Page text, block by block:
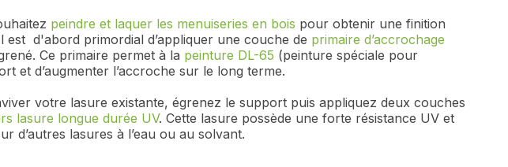
peindre et laquer les menuiseries en bois pour obtenir une finition
d'abord primordial d’appliquer une couche de primaire d’accrochage
Ce primaire permet à la peinture DL-65 (peinture spéciale pour
et d’augmenter l’accroche sur le long terme.
votre lasure existante, égrenez le support puis appliquez deux couches
lasure longue durée UV. Cette lasure possède une forte résistance UV et
d’autres lasures à l’eau ou au solvant.